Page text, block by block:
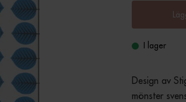
I lager
Design av
mönster